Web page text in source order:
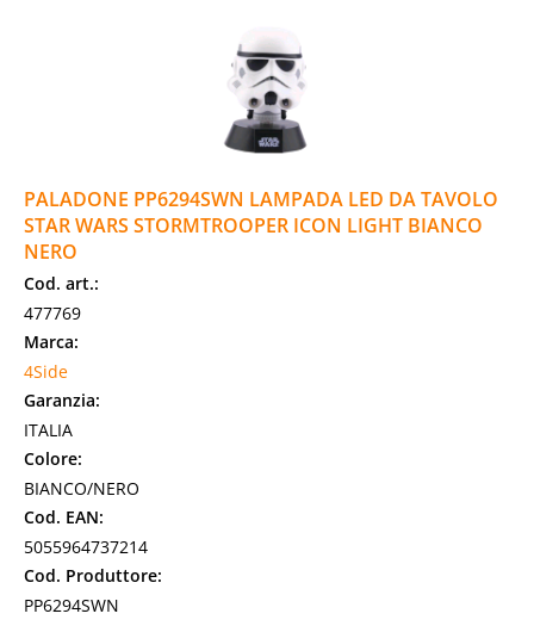
PALADONE PP6294SWN LAMPADA LED DA TAVOLO
STAR WARS STORMTROOPER ICON LIGHT BIANCO
NERO
Cod. art.:
477769
Marca:
4Side
Garanzia:
ITALIA
Colore:
BIANCO/NERO
Cod. EAN:
5055964737214
Cod. Produttore:
PP6294SWN